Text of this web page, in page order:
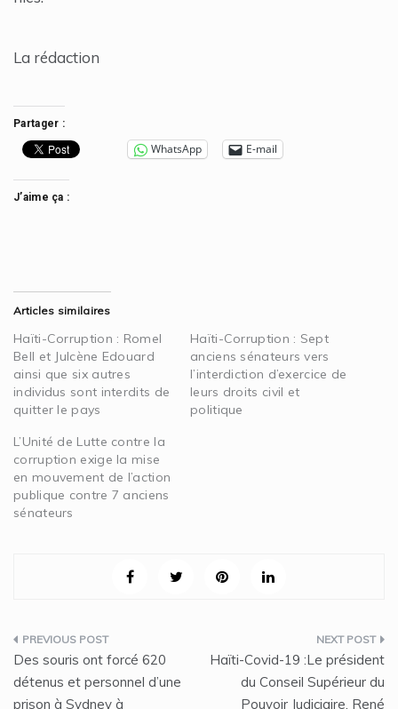
La rédaction
Partager :
WhatsApp E-mail
J’aime ça :
Articles similaires
Haïti-Corruption : Romel
Bell et Julcène Edouard
ainsi que six autres
individus sont interdits de
quitter le pays
Haïti-Corruption : Sept
anciens sénateurs vers
l’interdiction d’exercice de
leurs droits civil et
politique
L’Unité de Lutte contre la
corruption exige la mise
en mouvement de l’action
publique contre 7 anciens
sénateurs
Navigation
de
Des souris ont forcé 620
détenus et personnel d’une
prison à Sydney à
Haïti-Covid-19 :Le président
du Conseil Supérieur du
Pouvoir Judiciaire, René